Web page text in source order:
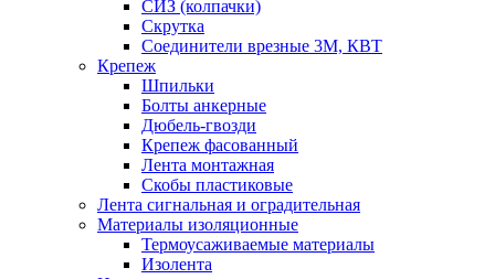
СИЗ (колпачки)
Скрутка
Соединители врезные 3M, КВТ
Крепеж
Шпильки
Болты анкерные
Дюбель-гвозди
Крепеж фасованный
Лента монтажная
Скобы пластиковые
Лента сигнальная и оградительная
Материалы изоляционные
Термоусаживаемые матeриалы
Изолента